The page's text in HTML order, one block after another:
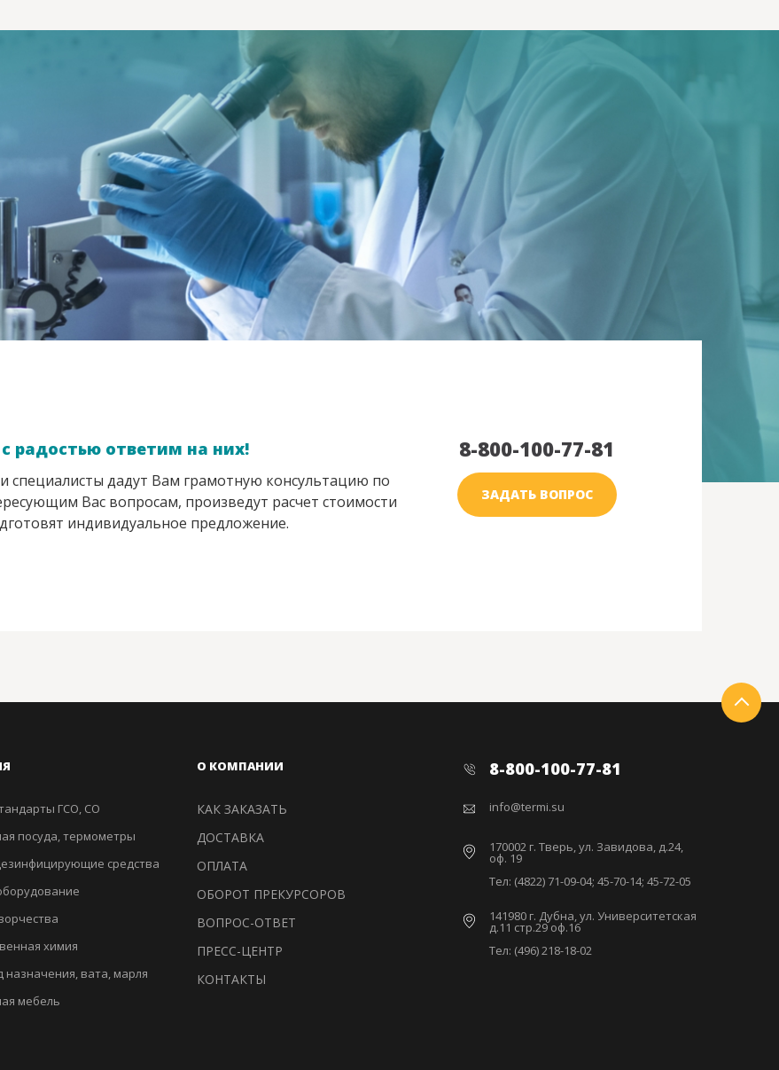
радостью ответим на них!
специалисты дадут Вам грамотную консультацию по
Вас вопросам, произведут расчет стоимости
индивидуальное предложение.
8-800-100-77-81
ЗАДАТЬ ВОПРОС
ГСО, СО
посуда, термометры
средства
химия
назначения, вата, марля
мебель
О КОМПАНИИ
КАК ЗАКАЗАТЬ
ДОСТАВКА
ОПЛАТА
ОБОРОТ ПРЕКУРСОРОВ
ВОПРОС-ОТВЕТ
ПРЕСС-ЦЕНТР
КОНТАКТЫ
8-800-100-77-81
info@termi.su
170002 г. Тверь, ул. Завидова, д.24,
оф. 19
Тел: (4822) 71-09-04; 45-70-14; 45-72-05
141980 г. Дубна, ул. Университетская
д.11 стр.29 оф.16
Тел: (496) 218-18-02